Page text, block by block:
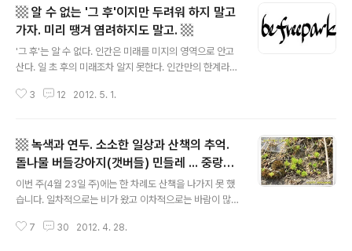
▩ 알 수 없는 '그 후'이지만 두려워 하지 말고
가자. 미리 땡겨 염려하지도 말고. ▩
'그 후'는 알 수 없다. 인간은 미래를 미지의 영역으로 안고
산다. 일 초 후의 미래조차 알지 못한다. 인간만의 한계라고
후'로 넘어가지 않고 살 수 없다. 어차피 '그 후'로 넘어간다.
당연히 있을 수 있다. 아니, 있을 수 밖에 없다. 하지만 알 수
없다는 이유로 내일이 두려워 내일을 맞이하지 않는 사람
은 아무도 없다. 그게 선택이고 결정인 한, '그 후'는 그때 가
서 벌어지는대로 마주하고 파악하고 대처하면 될 일이다.
는 거다. 두려워 하지 말고 가자. 염려..
3 12 2012. 5. 1.
▩ 녹색과 연두. 소소한 일상과 산책의 추억.
돌나물 버들강아지(갯버들) 민들레 ... 중랑천
산책로. ▩
이번 주(4월 23일 주)에는 한 차례도 산책을 나가지 못 했
습니다. 일차적으로는 비가 왔고 이차적으로는 바람이 많
살짝 몸살이 왔습니다. 바쁜 시즌을 통과하고 있습니다(입
7 30 2012. 4. 28.